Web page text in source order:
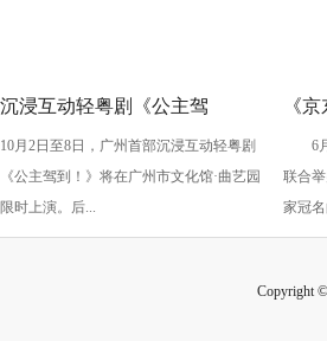
沉浸互动轻粤剧《公主驾
到！》国庆假期上演
10月2日至8日，广州首部沉浸互动轻粤剧
《公主驾到！》将在广州市文化馆·曲艺园
限时上演。后...
《
开
6月
联合
家冠
Copyright